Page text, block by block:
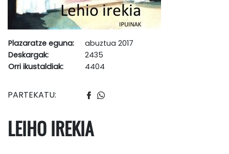
Plazaratze eguna:
abuztua 2017
Deskargak:
2435
Orri ikustaldiak:
4404
PARTEKATU:
LEIHO IREKIA